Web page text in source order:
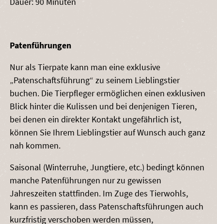
Patenführungen
Nur als Tierpate kann man eine exklusive
„Patenschaftsführung“ zu seinem Lieblingstier
buchen. Die Tierpfleger ermöglichen einen exklusiven
Blick hinter die Kulissen und bei denjenigen Tieren,
bei denen ein direkter Kontakt ungefährlich ist,
können Sie Ihrem Lieblingstier auf Wunsch auch ganz
nah kommen.
Saisonal (Winterruhe, Jungtiere, etc.) bedingt können
manche Patenführungen nur zu gewissen
Jahreszeiten stattfinden. Im Zuge des Tierwohls,
kann es passieren, dass Patenschaftsführungen auch
kurzfristig verschoben werden müssen,